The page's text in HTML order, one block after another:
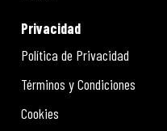
Privacidad
Política de Privacidad
Términos y Condiciones
Cookies